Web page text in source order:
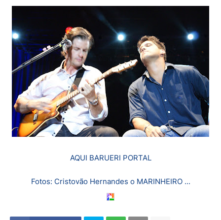
AQUI BARUERI PORTAL
Fotos: Cristovão Hernandes o MARINHEIRO ...